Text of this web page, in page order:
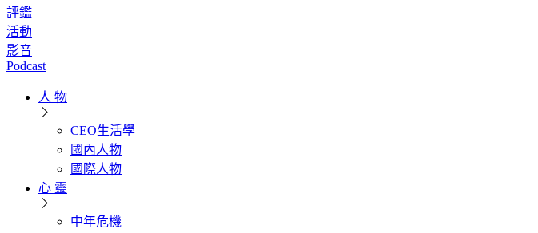
評鑑
活動
影音
Podcast
人 物
CEO生活學
國內人物
國際人物
心 靈
中年危機